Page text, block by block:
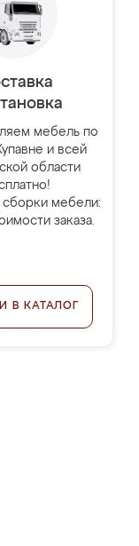
мебель по
и всей
области
мебели:
заказа.
В КАТАЛОГ